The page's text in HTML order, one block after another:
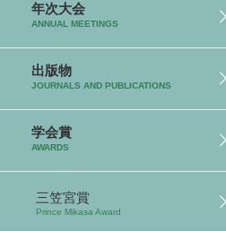
年次大会
ANNUAL MEETINGS
出版物
JOURNALS AND PUBLICATIONS
学会賞
AWARDS
三笠宮賞
Prince Mikasa Award